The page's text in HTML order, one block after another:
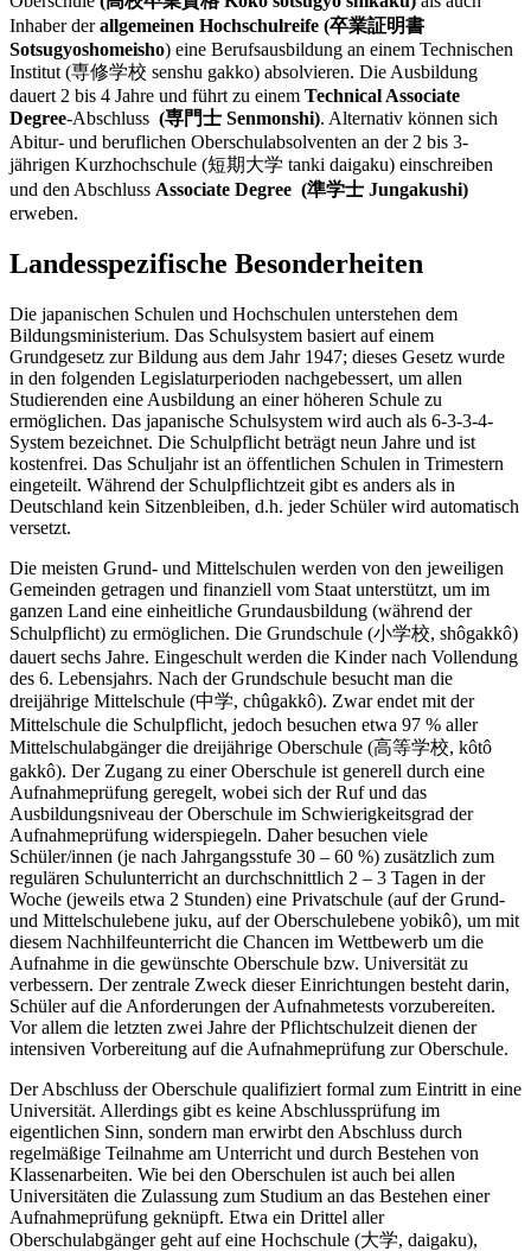
Inhaber derallgemeinen Hochschulreife (卒業証明書
Sotsugyoshomeisho) eine Berufsausbildung an einem Technischen
Institut (専修学校 senshu gakko) absolvieren. Die Ausbildung
dauert 2 bis 4 Jahre und führt zu einem Technical Associate
Degree-Abschluss (専門士 Senmonshi). Alternativ können sich
Abitur- und beruflichen Oberschulabsolventen an der 2 bis 3-
jährigen Kurzhochschule (短期大学 tanki daigaku) einschreiben
und den Abschluss Associate Degree (準学士 Jungakushi)
erweben.
Landesspezifische Besonderheiten
Die japanischen Schulen und Hochschulen unterstehen dem
Bildungsministerium. Das Schulsystem basiert auf einem
Grundgesetz zur Bildung aus dem Jahr 1947; dieses Gesetz wurde
in den folgenden Legislaturperioden nachgebessert, um allen
Studierenden eine Ausbildung an einer höheren Schule zu
ermöglichen. Das japanische Schulsystem wird auch als 6-3-3-4-
System bezeichnet. Die Schulpflicht beträgt neun Jahre und ist
kostenfrei. Das Schuljahr ist an öffentlichen Schulen in Trimestern
eingeteilt. Während der Schulpflichtzeit gibt es anders als in
Deutschland kein Sitzenbleiben, d.h. jeder Schüler wird automatisch
versetzt.
Die meisten Grund- und Mittelschulen werden von den jeweiligen
Gemeinden getragen und finanziell vom Staat unterstützt, um im
ganzen Land eine einheitliche Grundausbildung (während der
Schulpflicht) zu ermöglichen. Die Grundschule (小学校, shôgakkô)
dauert sechs Jahre. Eingeschult werden die Kinder nach Vollendung
des 6. Lebensjahrs. Nach der Grundschule besucht man die
dreijährige Mittelschule (中学, chûgakkô). Zwar endet mit der
Mittelschule die Schulpflicht, jedoch besuchen etwa 97 % aller
Mittelschulabgänger die dreijährige Oberschule (高等学校, kôtô
gakkô). Der Zugang zu einer Oberschule ist generell durch eine
Aufnahmeprüfung geregelt, wobei sich der Ruf und das
Ausbildungsniveau der Oberschule im Schwierigkeitsgrad der
Aufnahmeprüfung widerspiegeln. Daher besuchen viele
Schüler/innen (je nach Jahrgangsstufe 30 – 60 %) zusätzlich zum
regulären Schulunterricht an durchschnittlich 2 – 3 Tagen in der
Woche (jeweils etwa 2 Stunden) eine Privatschule (auf der Grund-
und Mittelschulebene juku, auf der Oberschulebene yobikô), um mit
diesem Nachhilfeunterricht die Chancen im Wettbewerb um die
Aufnahme in die gewünschte Oberschule bzw. Universität zu
verbessern. Der zentrale Zweck dieser Einrichtungen besteht darin,
Schüler auf die Anforderungen der Aufnahmetests vorzubereiten.
Vor allem die letzten zwei Jahre der Pflichtschulzeit dienen der
intensiven Vorbereitung auf die Aufnahmeprüfung zur Oberschule.
Der Abschluss der Oberschule qualifiziert formal zum Eintritt in eine
Universität. Allerdings gibt es keine Abschlussprüfung im
eigentlichen Sinn, sondern man erwirbt den Abschluss durch
regelmäßige Teilnahme am Unterricht und durch Bestehen von
Klassenarbeiten. Wie bei den Oberschulen ist auch bei allen
Universitäten die Zulassung zum Studium an das Bestehen einer
Aufnahmeprüfung geknüpft. Etwa ein Drittel aller
Oberschulabgänger geht auf eine Hochschule (大学, daigaku),